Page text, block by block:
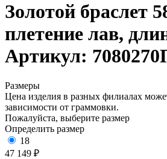
Золотой браслет
плетение лав,
Артикул:
Размеры
Цена изделия в разных филиалах
зависимости от граммовки.
Пожалуйста, выберите размер
Определить размер
18
47 149 ₽